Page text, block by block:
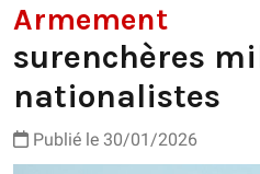
Armement
surenchères
nationalistes
Publié le 30/01/2026